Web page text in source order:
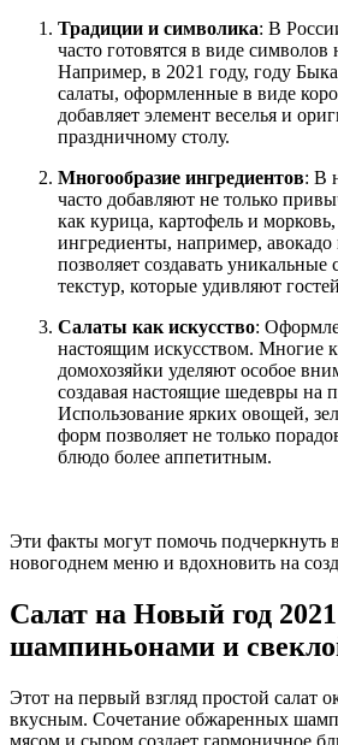
Традиции и символика: В
часто готовятся в виде
Например, в 2021 году, году
салаты, оформленные в виде
добавляет элемент веселья и
праздничному столу.
Многообразие ингредиентов: В
часто добавляют не только
как курица, картофель и
ингредиенты, например,
позволяет создавать уникальные
текстур, которые удивляют
Салаты как искусство:
настоящим искусством. Многие
домохозяйки уделяют особое
создавая настоящие шедевры на
Использование ярких овощей,
форм позволяет не только
блюдо более аппетитным.
Эти факты могут помочь подчеркнуть
новогоднем меню и вдохновить на
Салат на Новый год
шампиньонами и
Этот на первый взгляд простой салат
вкусным. Сочетание обжаренных
мясом и сыром создает гармоничное